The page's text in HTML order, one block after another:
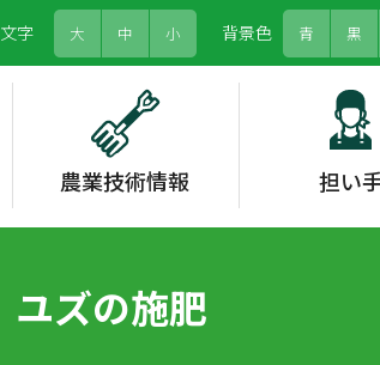
背景色 青 黒
文字 大 中 小
果樹
農業技術情報
お茶
省エネルギー対策
担い
ユズの施肥